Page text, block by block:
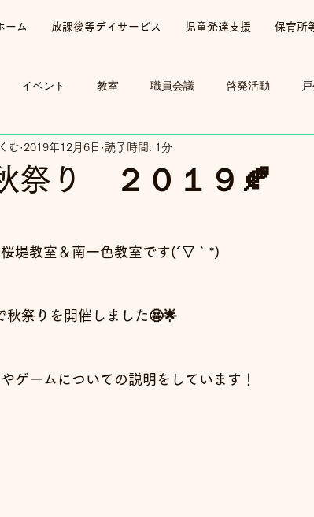
ーム 放課後等デイサービス 児童発達支援 保育所
イベント 教室 職員会議 啓発活動
祭り ２０１９🍂
む 2019年12月6日 読了時間: 1分
堤教室＆南一色教室です(´▽｀*)
秋祭りを開催しました🤩🌟
ゲームについての説明をしています！